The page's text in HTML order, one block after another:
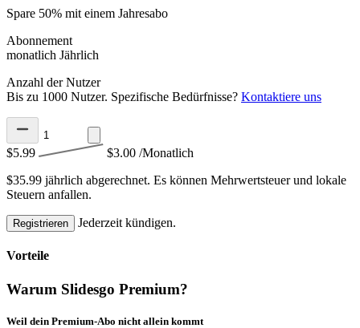
Spare 50% mit einem Jahresabo
Abonnement
monatlich Jährlich
Anzahl der Nutzer
Bis zu 1000 Nutzer. Spezifische Bedürfnisse? Kontaktiere uns
$5.99 $3.00 /Monatlich
$35.99 jährlich abgerechnet. Es können Mehrwertsteuer und lokale
Steuern anfallen.
Registrieren Jederzeit kündigen.
Vorteile
Warum Slidesgo Premium?
Weil dein Premium-Abo nicht allein kommt